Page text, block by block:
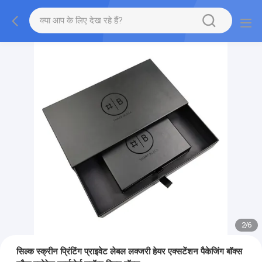
2/6
सिल्क स्क्रीन प्रिंटिंग प्राइवेट लेबल लक्जरी हेयर एक्सटेंशन पैकेजिंग बॉक्स